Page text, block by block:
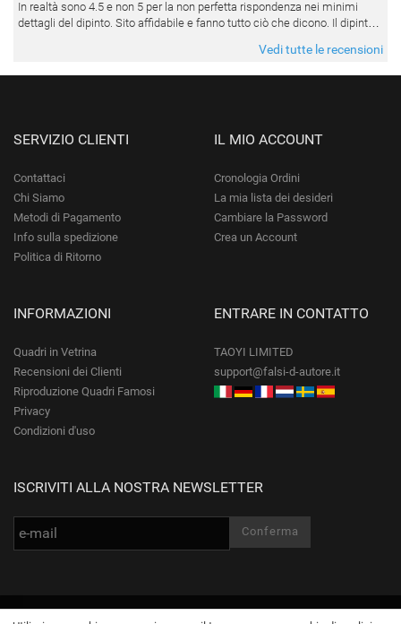
In realtà sono 4.5 e non 5 per la non perfetta rispondenza nei minimi
dettagli del dipinto. Sito affidabile e fanno tutto ciò che dicono. Il dipinto,
Vedi tutte le recensioni
SERVIZIO CLIENTI
Contattaci
Chi Siamo
Metodi di Pagamento
Info sulla spedizione
Politica di Ritorno
IL MIO ACCOUNT
Cronologia Ordini
La mia lista dei desideri
Cambiare la Password
Crea un Account
INFORMAZIONI
Quadri in Vetrina
Recensioni dei Clienti
Riproduzione Quadri Famosi
Privacy
Condizioni d'uso
ENTRARE IN CONTATTO
TAOYI LIMITED
support@falsi-d-autore.it
ISCRIVITI ALLA NOSTRA NEWSLETTER